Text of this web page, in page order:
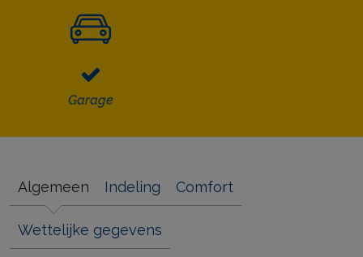
Garage
Algemeen Indeling Comfort
Wettelijke gegevens